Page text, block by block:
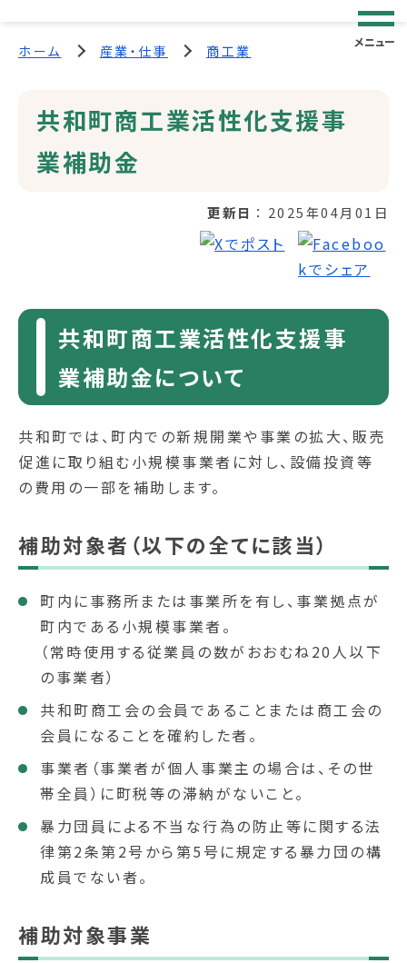
メニュー
ホーム 産業・仕事 商工業
共和町商工業活性化支援事
業補助金
更新日 2025年04月01日
共和町商工業活性化支援事
業補助金について
共和町では、町内での新規開業や事業の拡大、販売
促進に取り組む小規模事業者に対し、設備投資等
の費用の一部を補助します。
補助対象者（以下の全てに該当）
町内に事務所または事業所を有し、事業拠点が
町内である小規模事業者。
（常時使用する従業員の数がおおむね20人以下
の事業者）
共和町商工会の会員であることまたは商工会の
会員になることを確約した者。
事業者（事業者が個人事業主の場合は、その世
帯全員）に町税等の滞納がないこと。
暴力団員による不当な行為の防止等に関する法
律第2条第2号から第5号に規定する暴力団の構
成員でない者。
補助対象事業